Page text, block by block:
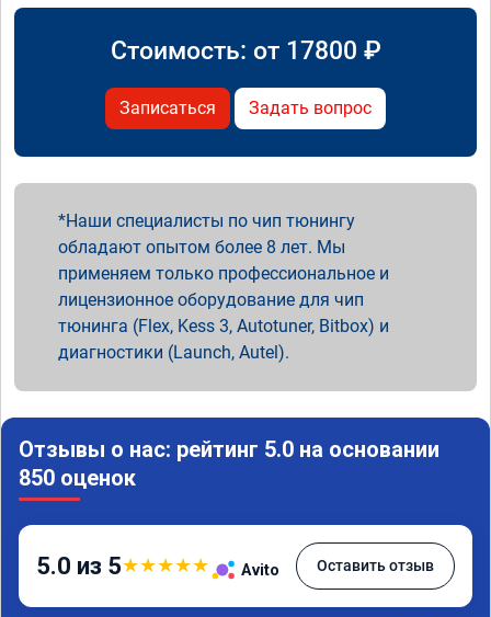
Стоимость: от 17800 ₽
Записаться Задать вопрос
Наши специалисты по чип тюнингу
обладают опытом более 8 лет. Мы
применяем только профессиональное и
лицензионное оборудование для чип
тюнинга (Flex, Kess 3, Autotuner, Bitbox) и
диагностики (Launch, Autel).
Отзывы о нас: рейтинг 5.0 на основании
850 оценок
5.0 из 5★★★★★ Avito Оставить отзыв